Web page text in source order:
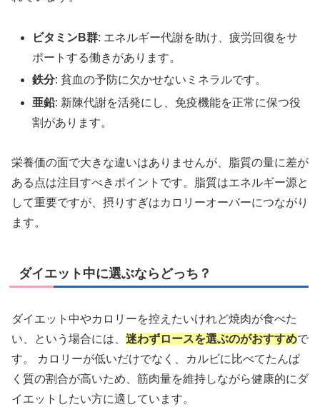
ビタミンB群: エネルギー代謝を助け、疲労回復をサ
ポートする働きがあります。
鉄分: 貧血の予防に欠かせないミネラルです。
亜鉛: 新陳代謝を活発にし、免疫機能を正常に保つ役
割があります。
栄養価の面で大きな違いはありませんが、脂質の量に差が
ある点は注目すべきポイントです。脂質はエネルギー源と
して重要ですが、摂りすぎはカロリーオーバーにつながり
ます。
ダイエット中に選ぶならどっち？
ダイエット中やカロリーを控えたいけれど焼肉が食べた
い、という場合には、 迷わずロースを選ぶのがおすすめで
す。 カロリーが低いだけでなく、カルビに比べてたんぱ
く質の割合が高いため、筋肉量を維持しながら健康的にダ
イエットしたい方に適しています。